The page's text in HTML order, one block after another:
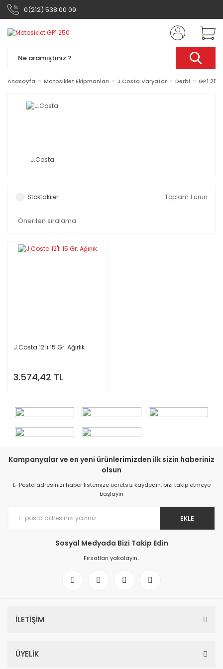
0(212) 538 00 09
Anasayfa Motosiklet Ekipmanları J.Costa Varyatör Derbi GP1 250
J.Costa
Stoktakiler Toplam 1 ürün
J.Costa 12'li 15 Gr. Ağırlık
3.574,42 TL
Kampanyalar ve en yeni ürünlerimizden ilk sizin haberiniz
olsun
E-Posta adresinizi haber listemize ücretsiz kaydedin, bizi takip etmeye
başlayın
EKLE
Sosyal Medyada Bizi Takip Edin
Fırsatları yakalayın..
İLETİŞİM
ÜYELİK